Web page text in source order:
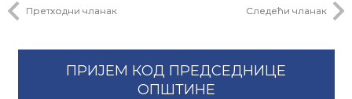
Претходни чланак Следећи чланак
ПРИЈЕМ КОД ПРЕДСЕДНИЦЕ
ОПШТИНЕ